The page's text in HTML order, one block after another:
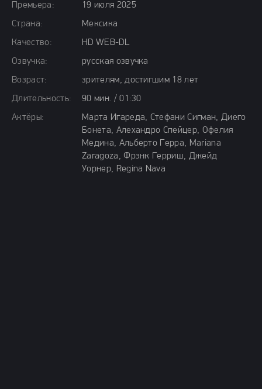
Премьера:
19 июля 2025
Страна:
Мексика
Качество:
HD WEB-DL
Озвучка:
русская озвучка
Возраст:
зрителям, достигшим 18 лет
Длительность:
90 мин. / 01:30
Актёры:
Марта Игареда, Стефани Сигман, Диего
Бонета, Алехандро Спейцер, Офелия
Медина, Альберто Герра, Mariana
Zaragoza, Фрэнк Герриш, Джейд
Уорнер, Regina Nava